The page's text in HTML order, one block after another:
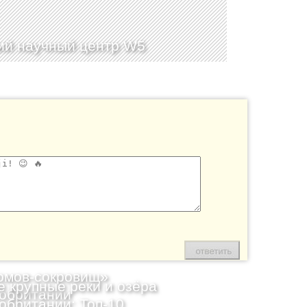
научный центр W5
сокровищ»
крупные реки и озёра